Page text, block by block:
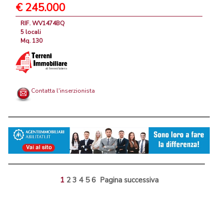
€ 245.000
RIF. WV1474BQ
5 locali
Mq. 130
Contatta l'inserzionista
1 2 3 4 5 6 Pagina successiva